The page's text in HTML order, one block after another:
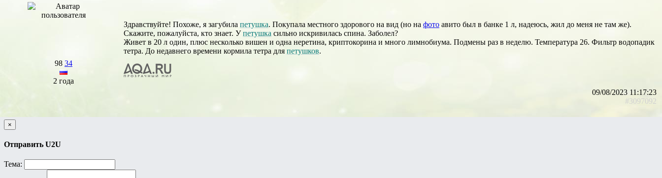
98 34
2 года
Здравствуйте! Похоже, я загубила петушка. Покупала местного здорового на вид (но на фото авито был в банке 1 л, надеюсь, жил до меня не там же).
Скажите, пожалуйста, кто знает. Упетушка сильно искривилась спина. Заболел?
Живет в 20 л один, плюс несколько вишен и одна неретина, криптокорина и много лимнобиума. Подмены раз в неделю. Температура 26. Фильтр водопадик
тетра. До недавнего времени кормила тетра для петушков.
09/08/2023 11:17:23
#3097092
×
Отправить U2U
Тема: